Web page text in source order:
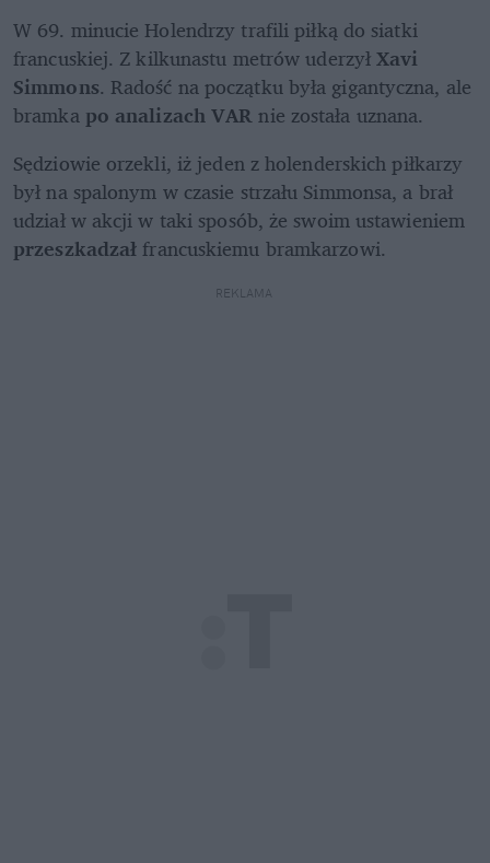
W 69. minucie Holendrzy trafili piłką do siatki
francuskiej. Z kilkunastu metrów uderzył Xavi
Simmons. Radość na początku była gigantyczna, ale
bramka po analizach VAR nie została uznana.
Sędziowie orzekli, iż jeden z holenderskich piłkarzy
był na spalonym w czasie strzału Simmonsa, a brał
przeszkadzał francuskiemu bramkarzowi.
REKLAMA